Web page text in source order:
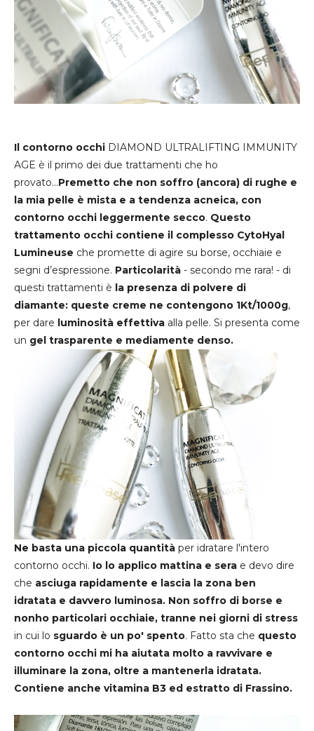
Il contorno occhi DIAMOND ULTRALIFTING IMMUNITY
AGE è il primo dei due trattamenti che ho
provato...Premetto che non soffro (ancora) di rughe e
la mia pelle è mista e a tendenza acneica, con
contorno occhi leggermente secco. Questo
trattamento occhi contiene il complesso CytoHyal
Lumineuse che promette di agire su borse, occhiaie e
segni d’espressione. Particolarità - secondo me rara! - di
questi trattamenti è la presenza di polvere di
diamante: queste creme ne contengono 1Kt/1000g,
per dare luminosità effettiva alla pelle. Si presenta come
un gel trasparente e mediamente denso.
Ne basta una piccola quantità per idratare l'intero
contorno occhi. Io lo applico mattina e sera e devo dire
che asciuga rapidamente e lascia la zona ben
idratata e davvero luminosa. Non soffro di borse e
nonho particolari occhiaie, tranne nei giorni di stress
in cui lo sguardo è un po' spento. Fatto sta che questo
contorno occhi mi ha aiutata molto a ravvivare e
illuminare la zona, oltre a mantenerla idratata.
Contiene anche vitamina B3 ed estratto di Frassino.